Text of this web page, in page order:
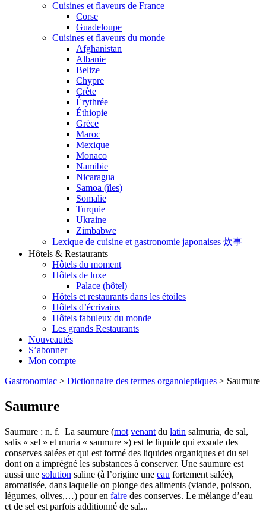
Cuisines et flaveurs de France
Corse
Guadeloupe
Cuisines et flaveurs du monde
Afghanistan
Albanie
Belize
Chypre
Crète
Érythrée
Éthiopie
Grèce
Maroc
Mexique
Monaco
Namibie
Nicaragua
Samoa (îles)
Somalie
Turquie
Ukraine
Zimbabwe
Lexique de cuisine et gastronomie japonaises 炊事
Hôtels & Restaurants
Hôtels du moment
Hôtels de luxe
Palace (hôtel)
Hôtels et restaurants dans les étoiles
Hôtels d’écrivains
Hôtels fabuleux du monde
Les grands Restaurants
Nouveautés
S’abonner
Mon compte
Gastronomiac > Dictionnaire des termes organoleptiques > Saumure
Saumure
Saumure : n. f. La saumure (mot venant du latin salmuria, de sal,
salis « sel » et muria « saumure ») est le liquide qui exsude des
conserves salées et qui est formé des liquides organiques et du sel
dont on a imprégné les substances à conserver. Une saumure est
aussi une solution saline (à l’origine une eau fortement salée),
aromatisée, dans laquelle on plonge des aliments (viande, poisson,
légumes, olives,…) pour en faire des conserves. Le mélange d’eau
et de sel est parfois additionné de sal...